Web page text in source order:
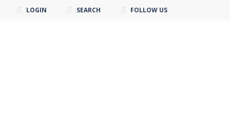
LOGIN SEARCH FOLLOW US